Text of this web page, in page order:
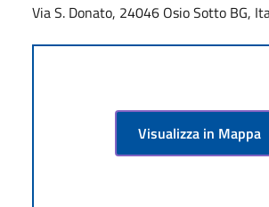
Via S. Donato, 24046 Osio Sotto BG,
Visualizza in Mappa